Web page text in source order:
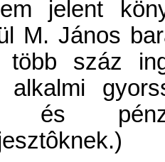
jelent
M. János
több száz
alkalmi
és